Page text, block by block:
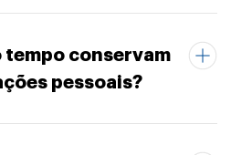
tempo conservam
pessoais?